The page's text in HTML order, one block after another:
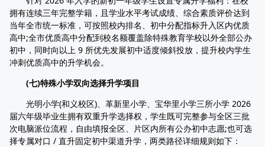
拥有连续三年完整学籍，且学业水平考试成绩、综合素质评价达到
当年全市统一标准，可按照校内排名、初中分配指标升入区内优质
高中;全市优质高中分配到校名额覆盖除特殊教育学校以外全部公办
初中，同时向以上 9 所优先发展初中适度倾斜投放，提升校内学生
冲刺优质高中的升学机会。
(七)特殊小学双向选择升学项目
光明小学(和义校区)、革新里小学、宝华里小学三所小学 2026
届六年级毕业生拥有双重升学选择权，学生既可完整参与全区三批
次电脑派位流程，自由填报全区、片区内所有公办初中志愿;也可选
择专属对口 / 直升固定初中渠道升学，两类路径详细规则如下：